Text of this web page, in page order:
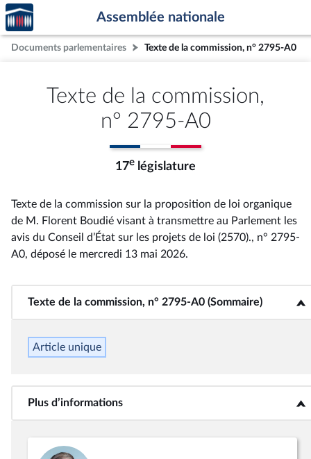
Aller au contenu
Aller en bas de la page
Accèder
à la
page
d'accueil
Assemblée nationale
Documents parlementaires Texte de la commission, n° 2795-A0
Texte de la commission,
n° 2795-A0
17e législature
Texte de la commission sur la proposition de loi organique
de M. Florent Boudié visant à transmettre au Parlement les
avis du Conseil d’État sur les projets de loi (2570)., n° 2795-
A0, déposé le mercredi 13 mai 2026.
Texte de la commission, n° 2795-A0 (Sommaire)
<b>Texte de la commission, n° 2795-A0 (Sommaire)</b>
Article unique
Plus d’informations<b>Plus d’informations</b>